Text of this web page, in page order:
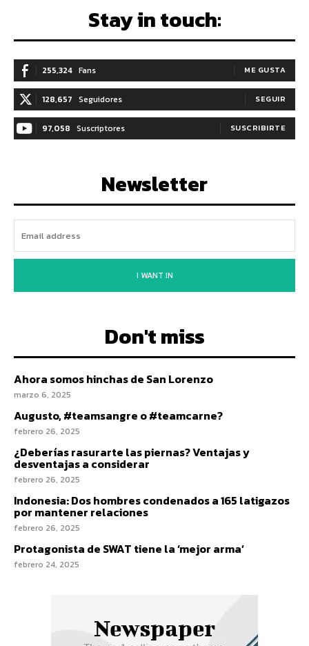
Stay in touch:
255,324 Fans ME GUSTA
128,657 Seguidores SEGUIR
97,058 Suscriptores SUSCRIBIRTE
Newsletter
I WANT IN
Don't miss
Ahora somos hinchas de San Lorenzo
marzo 6, 2025
Augusto, #teamsangre o #teamcarne?
febrero 26, 2025
¿Deberías rasurarte las piernas? Ventajas y
desventajas a considerar
febrero 26, 2025
Indonesia: Dos hombres condenados a 165 latigazos
por mantener relaciones
febrero 26, 2025
Protagonista de SWAT tiene la ‘mejor arma’
febrero 24, 2025